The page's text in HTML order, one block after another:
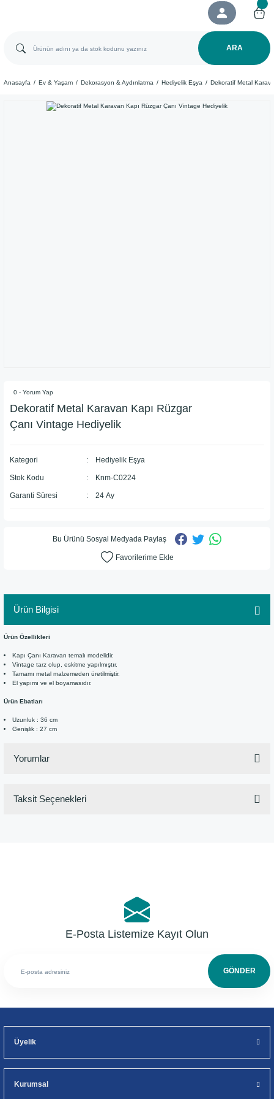
ARA
Anasayfa Ev & Yaşam Dekorasyon & Aydınlatma Hediyelik Eşya Dekoratif Metal
0 - Yorum Yap
Dekoratif Metal Karavan Kapı Rüzgar
Çanı Vintage Hediyelik
Kategori Hediyelik Eşya
Stok Kodu Knm-C0224
Garanti Süresi 24 Ay
Bu Ürünü Sosyal Medyada Paylaş
Ürün Bilgisi
Ürün Özellikleri
Kapı Çanı Karavan temalı modelidir.
Vintage tarz olup, eskitme yapılmıştır.
Tamamı metal malzemeden üretilmiştir.
El yapımı ve el boyamasıdır.
Ürün Ebatları
Uzunluk : 36 cm
Genişlik : 27 cm
Yorumlar
Taksit Seçenekleri
E-Posta Listemize Kayıt Olun
GÖNDER
Üyelik
Kurumsal